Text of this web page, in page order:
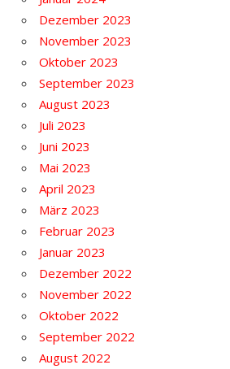
Dezember 2023
November 2023
Oktober 2023
September 2023
August 2023
Juli 2023
Juni 2023
Mai 2023
April 2023
März 2023
Februar 2023
Januar 2023
Dezember 2022
November 2022
Oktober 2022
September 2022
August 2022